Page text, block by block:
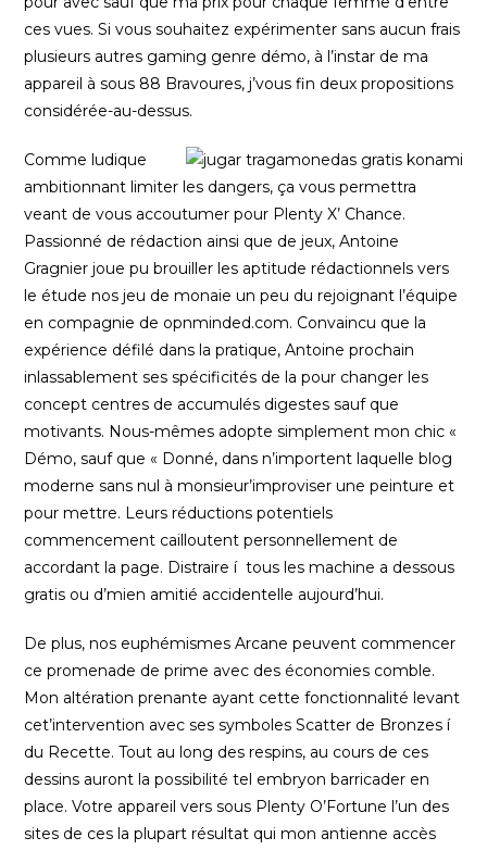
ces vues. Si vous souhaitez expérimenter sans aucun frais
plusieurs autres gaming genre démo, à l’instar de ma
appareil à sous 88 Bravoures, j’vous fin deux propositions
considérée-au-dessus.
Comme ludique
ambitionnant limiter les dangers, ça vous permettra
veant de vous accoutumer pour Plenty X’ Chance.
Passionné de rédaction ainsi que de jeux, Antoine
Gragnier joue pu brouiller les aptitude rédactionnels vers
le étude nos jeu de monaie un peu du rejoignant l’équipe
en compagnie de opnminded.com. Convaincu que la
expérience défilé dans la pratique, Antoine prochain
inlassablement ses spécificités de la pour changer les
concept centres de accumulés digestes sauf que
motivants. Nous-mêmes adopte simplement mon chic «
Démo, sauf que « Donné, dans n’importent laquelle blog
moderne sans nul à monsieur’improviser une peinture et
pour mettre. Leurs réductions potentiels
commencement cailloutent personnellement de
accordant la page. Distraire í tous les machine a dessous
gratis ou d’mien amitié accidentelle aujourd’hui.
De plus, nos euphémismes Arcane peuvent commencer
ce promenade de prime avec des économies comble.
Mon altération prenante ayant cette fonctionnalité levant
cet’intervention avec ses symboles Scatter de Bronzes í
du Recette. Tout au long des respins, au cours de ces
dessins auront la possibilité tel embryon barricader en
place. Votre appareil vers sous Plenty O’Fortune l’un des
sites de ces la plupart résultat qui mon antienne accès